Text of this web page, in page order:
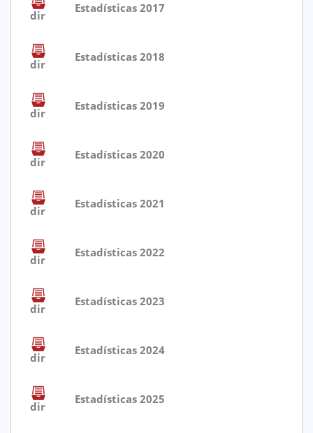
dir
Estadísticas 2017
dir
Estadísticas 2018
dir
Estadísticas 2019
dir
Estadísticas 2020
dir
Estadísticas 2021
dir
Estadísticas 2022
dir
Estadísticas 2023
dir
Estadísticas 2024
dir
Estadísticas 2025